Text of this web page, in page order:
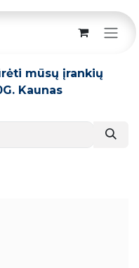
mūsų įrankių
Kaunas